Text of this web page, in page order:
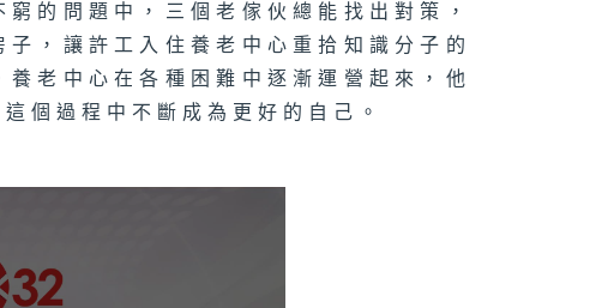
的問題中，三個老傢伙總能找出對策，
，讓許工入住養老中心重拾知識分子的
老中心在各種困難中逐漸運營起來，他
個過程中不斷成為更好的自己。